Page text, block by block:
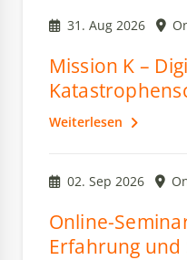
31. Aug 2026
Mission K –
Weiterlesen
02. Sep 2026
Online-
Erfahrung